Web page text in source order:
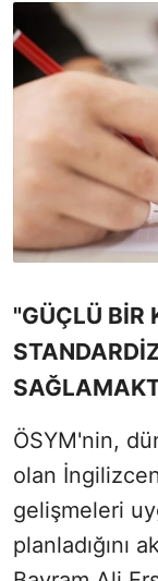
"GÜÇLÜ BİR
ÖSYM'nin,
olan
gelişmeleri
planladığını